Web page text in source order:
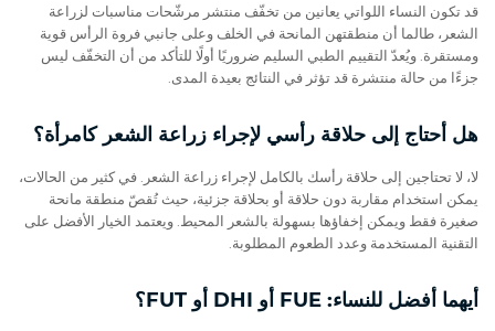
قد تكون النساء اللواتي يعانين من تخفّف منتشر مرشّحات مناسبات لزراعة
الشعر، طالما أن منطقتهن المانحة في الخلف وعلى جانبي فروة الرأس قوية
ومستقرة. ويُعدّ التقييم الطبي السليم ضروريًا أولًا للتأكد من أن التخفّف ليس
جزءًا من حالة منتشرة قد تؤثر في النتائج بعيدة المدى.
هل أحتاج إلى حلاقة رأسي لإجراء زراعة الشعر كامرأة؟
لا، لا تحتاجين إلى حلاقة رأسك بالكامل لإجراء زراعة الشعر. في كثير من الحالات،
يمكن استخدام مقاربة دون حلاقة أو بحلاقة جزئية، حيث تُقصّ منطقة مانحة
صغيرة فقط ويمكن إخفاؤها بسهولة بالشعر المحيط. ويعتمد الخيار الأفضل على
التقنية المستخدمة وعدد الطعوم المطلوبة.
أيهما أفضل للنساء: FUE أو DHI أو FUT؟